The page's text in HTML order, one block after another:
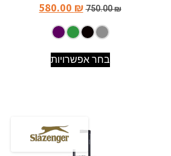
750.00₪
580.00 ₪
בחר אפשרויות